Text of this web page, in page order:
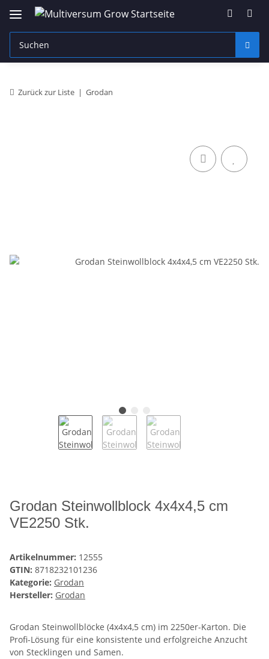
Zurück zur Liste Grodan
Grodan Steinwollblock 4x4x4,5 cm
VE2250 Stk.
Artikelnummer: 12555
GTIN: 8718232101236
Kategorie: Grodan
Hersteller: Grodan
Grodan Steinwollblöcke (4x4x4,5 cm) im 2250er-Karton. Die
Profi-Lösung für eine konsistente und erfolgreiche Anzucht
von Stecklingen und Samen.